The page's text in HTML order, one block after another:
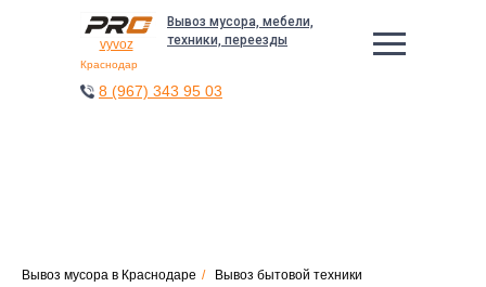
vyvoz
Вывоз мусора, мебели,
техники, переезды
Краснодар
8 (967) 343 95 03
Вывоз мусора в Краснодаре / Вывоз бытовой техники